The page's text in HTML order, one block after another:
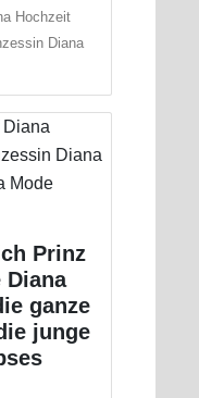
Hochzeit
Diana
Prinz
Diana
ganze
junge